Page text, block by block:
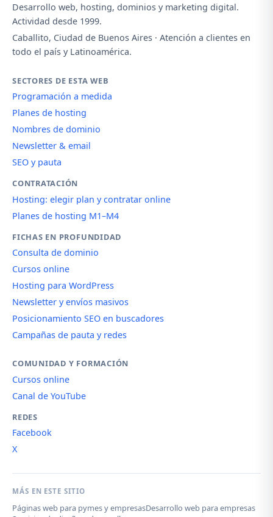
Desarrollo web, hosting, dominios y marketing digital.
Actividad desde 1999.
Caballito, Ciudad de Buenos Aires · Atención a clientes en
todo el país y Latinoamérica.
SECTORES DE ESTA WEB
Programación a medida
Planes de hosting
Nombres de dominio
Newsletter & email
SEO y pauta
CONTRATACIÓN
Hosting: elegir plan y contratar online
Planes de hosting M1–M4
FICHAS EN PROFUNDIDAD
Consulta de dominio
Cursos online
Hosting para WordPress
Newsletter y envíos masivos
Posicionamiento SEO en buscadores
Campañas de pauta y redes
COMUNIDAD Y FORMACIÓN
Cursos online
Canal de YouTube
REDES
Facebook
X
MÁS EN ESTE SITIO
Páginas web para pymes y empresasDesarrollo web para empresas